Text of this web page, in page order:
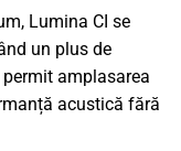
Lumina CI se
un plus de
amplasarea
acustică fără